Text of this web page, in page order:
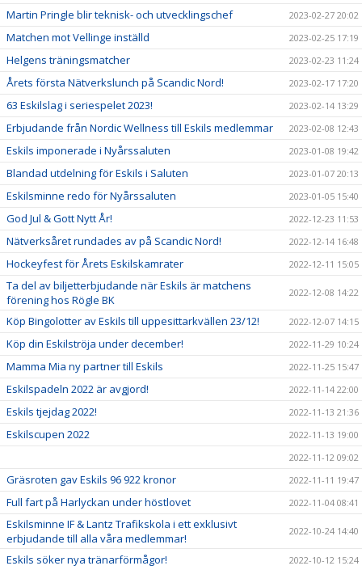
Martin Pringle blir teknisk- och utvecklingschef 2023-02-27 20:02
Matchen mot Vellinge inställd 2023-02-25 17:19
Helgens träningsmatcher 2023-02-23 11:24
Årets första Nätverkslunch på Scandic Nord! 2023-02-17 17:20
63 Eskilslag i seriespelet 2023! 2023-02-14 13:29
Erbjudande från Nordic Wellness till Eskils medlemmar 2023-02-08 12:43
Eskils imponerade i Nyårssaluten 2023-01-08 19:42
Blandad utdelning för Eskils i Saluten 2023-01-07 20:13
Eskilsminne redo för Nyårssaluten 2023-01-05 15:40
God Jul & Gott Nytt År! 2022-12-23 11:53
Nätverksåret rundades av på Scandic Nord! 2022-12-14 16:48
Hockeyfest för Årets Eskilskamrater 2022-12-11 15:05
Ta del av biljetterbjudande när Eskils är matchens
förening hos Rögle BK
2022-12-08 14:22
Köp Bingolotter av Eskils till uppesittarkvällen 23/12! 2022-12-07 14:15
Köp din Eskilströja under december! 2022-11-29 10:24
Mamma Mia ny partner till Eskils 2022-11-25 15:47
Eskilspadeln 2022 är avgjord! 2022-11-14 22:00
Eskils tjejdag 2022! 2022-11-13 21:36
Eskilscupen 2022
2022-11-13 19:00
2022-11-12 09:02
Gräsroten gav Eskils 96 922 kronor 2022-11-11 19:47
Full fart på Harlyckan under höstlovet 2022-11-04 08:41
Eskilsminne IF & Lantz Trafikskola i ett exklusivt
erbjudande till alla våra medlemmar!
2022-10-24 14:40
Eskils söker nya tränarförmågor! 2022-10-12 15:24